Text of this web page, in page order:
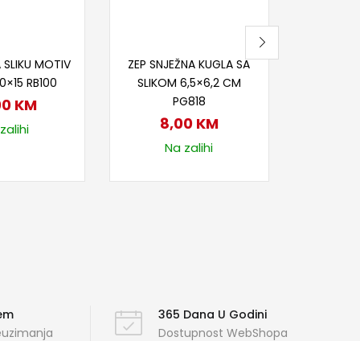
SLIKU MOTIV
RB100
KM
ZEP SNJEŽNA KUGLA SA
SLIKOM 6,5×6,2 CM
PG818
8,00 KM
Na zalihi
365 Dana U Godini
Dostupnost WebShopa